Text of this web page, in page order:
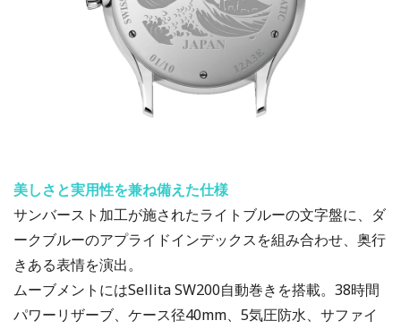
美しさと実用性を兼ね備えた仕様
サンバースト加工が施されたライトブルーの文字盤に、ダ
ークブルーのアプライドインデックスを組み合わせ、奥行
きある表情を演出。
ムーブメントにはSellita SW200自動巻きを搭載。38時間
パワーリザーブ、ケース径40mm、5気圧防水、サファイ